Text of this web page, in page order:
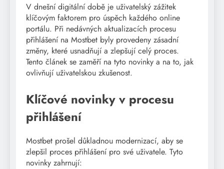
V dnešní digitální době je uživatelský zážitek
klíčovým faktorem pro úspěch každého online
portálu. Při nedávných aktualizacích procesu
přihlášení na Mostbet byly provedeny zásadní
změny, které usnadňují a zlepšují celý proces.
Tento článek se zaměří na tyto novinky a na to, jak
ovlivňují uživatelskou zkušenost.
Klíčové novinky v procesu
přihlášení
Mostbet prošel důkladnou modernizací, aby se
zlepšil proces přihlášení pro své uživatele. Tyto
novinky zahrnují: